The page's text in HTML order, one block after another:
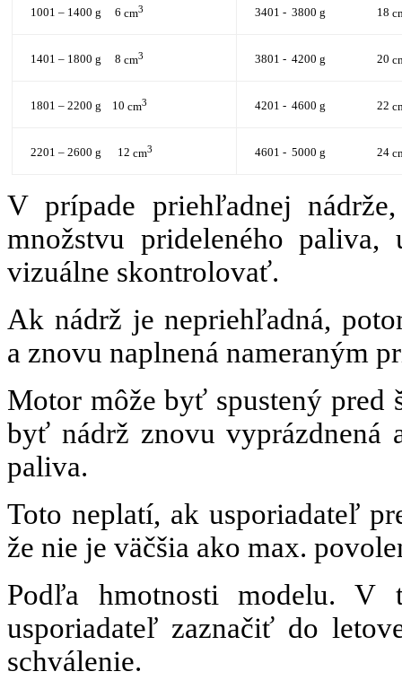
1001 – 1400 g 6cm3 3401 - 3800 g 18
1401 – 1800 g 8cm3 3801 - 4200 g 20
1801 – 2200 g 10cm3 4201 - 4600 g 22
2201 – 2600 g 12cm3 4601 - 5000 g 24
V prípade priehľadnej
množstvu prideleného
vizuálne skontrolovať.
Ak nádrž je nepriehľadná,
a znovu naplnená nameraným
Motor môže byť spustený pred
byť nádrž znovu vyprázdnená
paliva.
Toto neplatí, ak usporiadateľ
že nie je väčšia ako max.
Podľa hmotnosti modelu. V
usporiadateľ zaznačiť do
schválenie.